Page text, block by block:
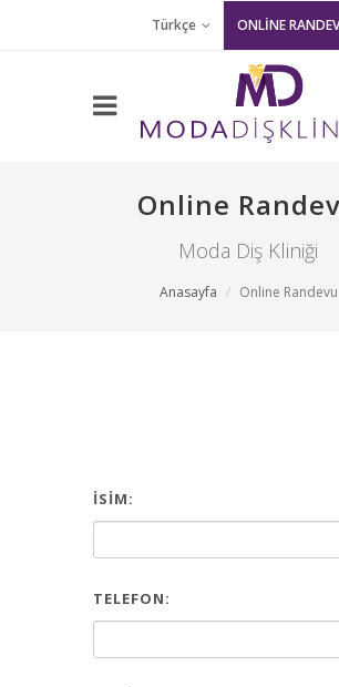
Türkçe ONLİNE
Online
Moda Diş Kliniği
Anasayfa Online Randevu
İSIM:
TELEFON: